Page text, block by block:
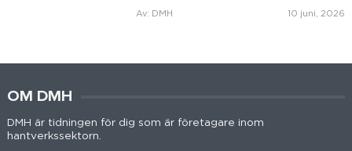
Av: DMH 10 juni, 2026
OM DMH
DMH är tidningen för dig som är företagare inom
hantverkssektorn.